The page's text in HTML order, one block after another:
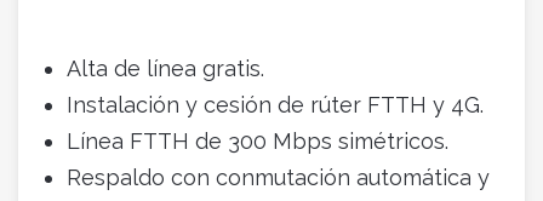
Alta de línea gratis.
Instalación y cesión de rúter FTTH y 4G.
Línea FTTH de 300 Mbps simétricos.
Respaldo con conmutación automática y